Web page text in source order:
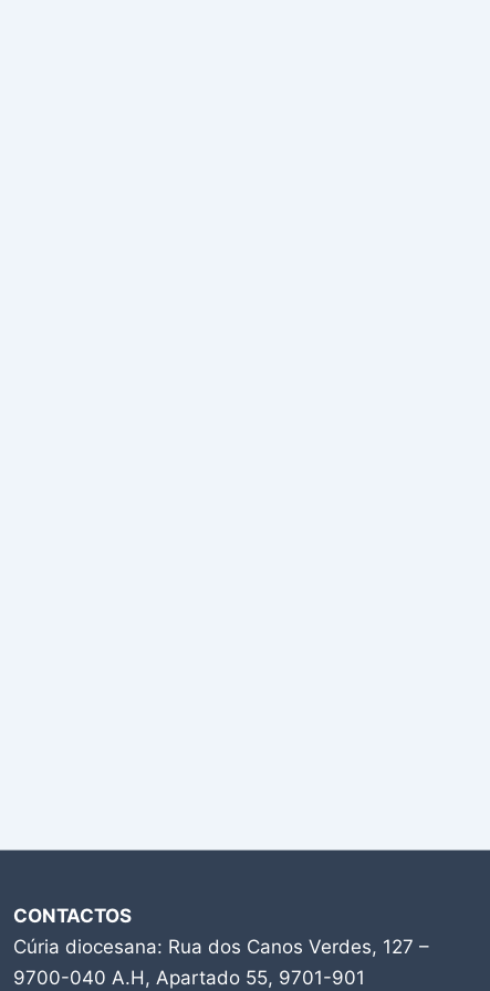
CONTACTOS
Cúria diocesana: Rua dos Canos Verdes, 127 –
9700-040 A.H, Apartado 55, 9701-901